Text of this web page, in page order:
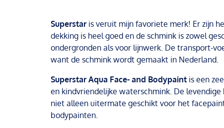
Superstar is veruit mijn favoriete merk! Er zijn
dekking is heel goed en de schmink is zowel
ondergronden als voor lijnwerk. De transport-
want de schmink wordt gemaakt in Nederland.
Superstar Aqua Face- and Bodypaint is een
en kindvriendelijke waterschmink. De levendige
niet alleen uitermate geschikt voor het
bodypainten.